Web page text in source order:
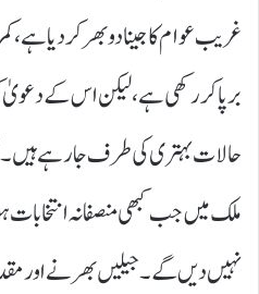
غریب عوام کا جینا دوبھر کر دیا ہے،
برپا کر رکھی ہے، لیکن اس کے
حالات بہتر ی کی طرف جا رہے ہیں۔
ملک میں جب کبھی منصفانہ
نہیں دیں گے۔ جیلیں بھرنے اور